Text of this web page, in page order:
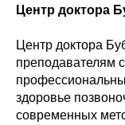
Центр доктора
Центр доктора
преподавателям
здоровье
современных